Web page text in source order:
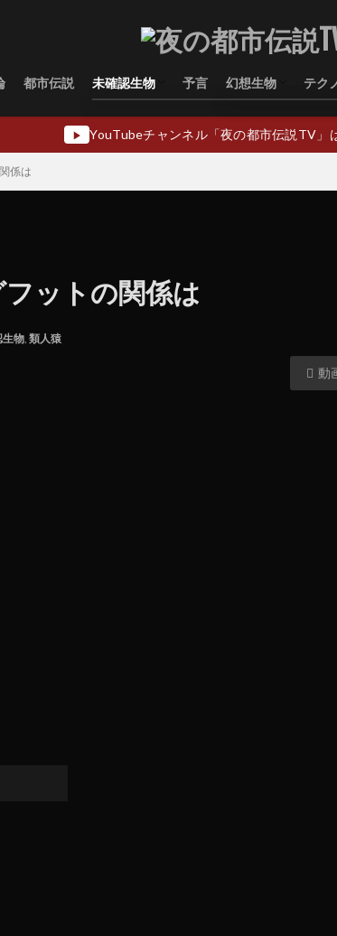
都市伝説 未確認生物
水棲型
類人猿型
飛行生物型
予言 幻想生物
幻想生物日本
幻想生物ヨーロ
幻想生物アジア
幻想生物オセア
幻想生物中東
テク
▶ YouTubeチャンネル「夜の都市伝説TV」
係は
ットの関係は
生物, 類人猿
動